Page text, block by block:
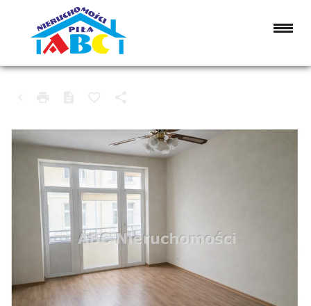
PIŁA, ŚRÓDMIEŚCIE
MIESZKANIE NA SPRZEDAŻ